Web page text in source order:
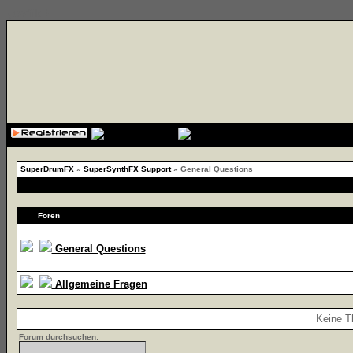
SuperDrumFX» SuperSynthFX Support» General Questions
Foren
General Questions
Allgemeine Fragen
Keine
Forum durchsuchen: